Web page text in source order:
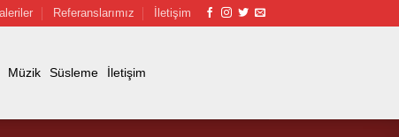
Referanslarımız İletişim
Müzik Süsleme İletişim